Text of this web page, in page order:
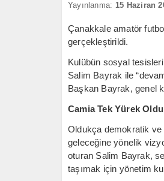
Yayınlanma: 15 Haziran
Çanakkale amatör
gerçekleştirildi.
Kulübün sosyal
Salim Bayrak ile
Başkan Bayrak, genel
Camia Tek Yürek Oldu
Oldukça demokratik ve
geleceğine yönelik
oturan Salim Bayrak,
taşımak için yönetim